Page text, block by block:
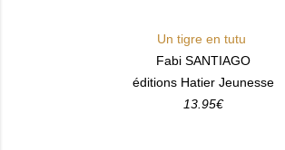
Un tigre en tutu
Fabi SANTIAGO
éditions Hatier Jeunesse
13.95€